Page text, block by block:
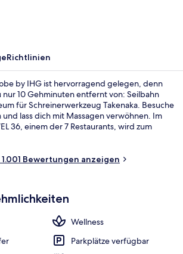
Richtlinien
by IHG ist hervorragend gelegen, denn
10 Gehminuten entfernt von: Seilbahn
für Schreinerwerkzeug Takenaka. Besuche
lass dich mit Massagen verwöhnen. Im
36, einem der 7 Restaurants, wird zum
und einen Fitnessbereich. Das
Kōbe) sind es 5 Minuten.
Bewertungen anzeigen
Wellness
Parkplätze verfügbar